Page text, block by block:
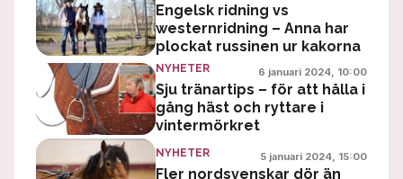
Engelsk ridning vs
westernridning – Anna har
plockat russinen ur kakorna
NYHETER 6 januari 2024, 10:00
Sju tränartips – för att hålla i
gång häst och ryttare i
vintermörkret
NYHETER 5 januari 2024, 15:00
Fler nordsvenskar dör än